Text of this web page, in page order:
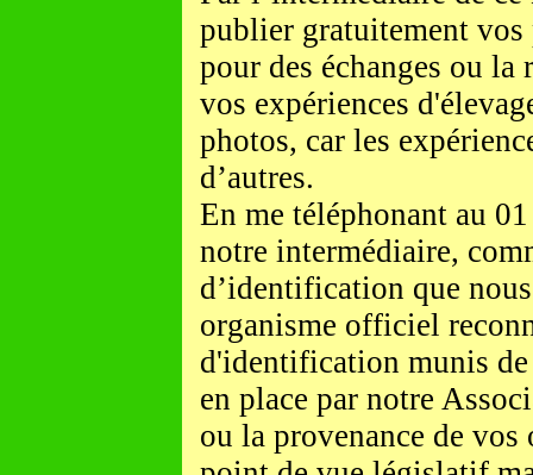
publier gratuitement vos
pour des échanges ou la
vos expériences
photos, car les
d’autres.
En me téléphonant au
notre intermédiaire,
d’identification que
organisme officiel
d'identification munis
en place par notre
ou la provenance de